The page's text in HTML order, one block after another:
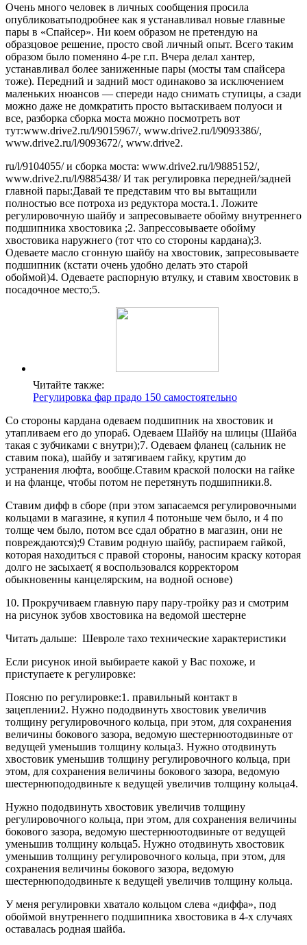
Очень много человек в личных сообщения просила
опубликоватьподробнее как я устанавливал новые главные
пары в «Спайсер». Ни коем образом не претендую на
образцовое решение, просто свой личный опыт. Всего таким
образом было поменяно 4-ре г.п. Вчера делал хантер,
устанавливал более заниженные пары (мосты там спайсера
тоже). Передний и задний мост одинаково за исключением
маленьких нюансов — спереди надо снимать ступицы, а сзади
можно даже не домкратить просто вытаскиваем полуоси и
все, разборка сборка моста можно посмотреть вот
тут:www.drive2.ru/l/9015967/, www.drive2.ru/l/9093386/,
www.drive2.ru/l/9093672/, www.drive2.
ru/l/9104055/ и сборка моста: www.drive2.ru/l/9885152/,
www.drive2.ru/l/9885438/ И так регулировка передней/задней
главной пары:Давай те представим что вы вытащили
полностью все потроха из редуктора моста.1. Ложите
регулировочную шайбу и запресовываете обойму внутреннего
подшипника хвостовика ;2. Запрессовываете обойму
хвостовика наружнего (тот что со стороны кардана);3.
Одеваете масло сгонную шайбу на хвостовик, запресовываете
подшипник (кстати очень удобно делать это старой
обоймой)4. Одеваете распорную втулку, и ставим хвостовик в
посадочное место;5.
Читайте также:
Регулировка фар прадо 150 самостоятельно
Со стороны кардана одеваем подшипник на хвостовик и
утапливаем его до упора6. Одеваем Шайбу на шлицы (Шайба
такая с зубчиками с внутри);7. Одеваем фланец (сальник не
ставим пока), шайбу и затягиваем гайку, крутим до
устранения люфта, вообще.Ставим краской полоски на гайке
и на фланце, чтобы потом не перетянуть подшипники.8.
Ставим дифф в сборе (при этом запасаемся регулировочными
кольцами в магазине, я купил 4 потоньше чем было, и 4 по
толще чем было, потом все сдал обратно в магазин, они не
повреждаются);9 Ставим родную шайбу, распираем гайкой,
которая находиться с правой стороны, наносим краску которая
долго не засыхает( я воспользовался корректором
обыкновенны канцелярским, на водной основе)
10. Прокручиваем главную пару пару-тройку раз и смотрим
на рисунок зубов хвостовика на ведомой шестерне
Читать дальше: Шевроле тахо технические характеристики
Если рисунок иной выбираете какой у Вас похоже, и
приступаете к регулировке:
Поясню по регулировке:1. правильный контакт в
зацеплении2. Нужно пододвинуть хвостовик увеличив
толщину регулировочного кольца, при этом, для сохранения
величины бокового зазора, ведомую шестернюотодвиньте от
ведущей уменьшив толщину кольца3. Нужно отодвинуть
хвостовик уменьшив толщину регулировочного кольца, при
этом, для сохранения величины бокового зазора, ведомую
шестернюпододвиньте к ведущей увеличив толщину кольца4.
Нужно пододвинуть хвостовик увеличив толщину
регулировочного кольца, при этом, для сохранения величины
бокового зазора, ведомую шестернюотодвиньте от ведущей
уменьшив толщину кольца5. Нужно отодвинуть хвостовик
уменьшив толщину регулировочного кольца, при этом, для
сохранения величины бокового зазора, ведомую
шестернюпододвиньте к ведущей увеличив толщину кольца.
У меня регулировки хватало кольцом слева «диффа», под
обоймой внутреннего подшипника хвостовика в 4-х случаях
оставалась родная шайба.